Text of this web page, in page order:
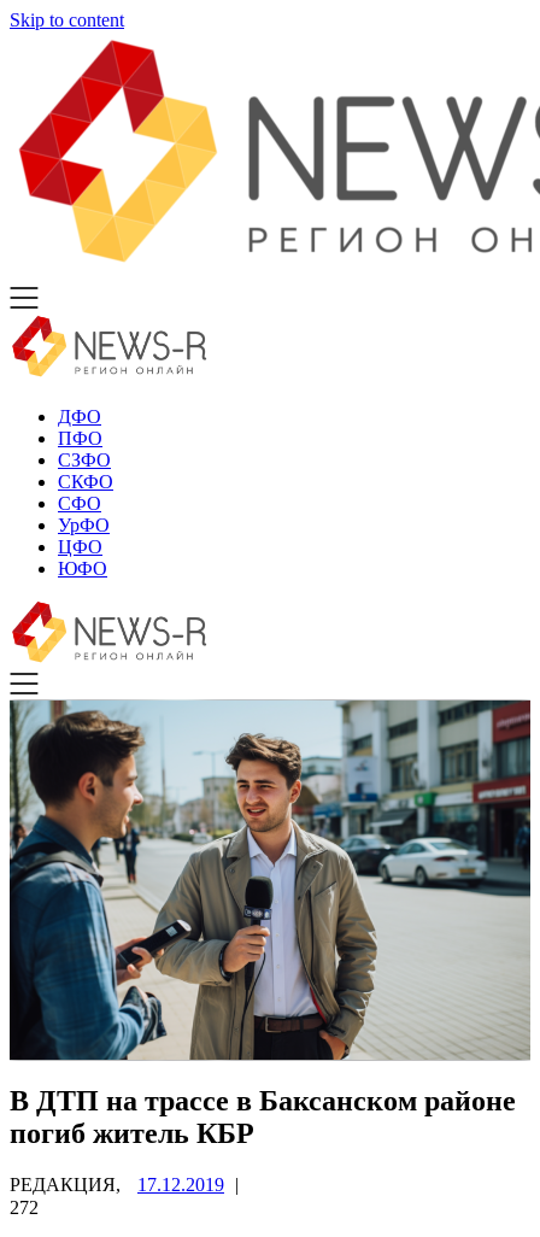
Skip to content
ДФО
ПФО
СЗФО
СКФО
СФО
УрФО
ЦФО
ЮФО
В ДТП на трассе в Баксанском районе
погиб житель КБР
РЕДАКЦИЯ, 17.12.2019 |
272